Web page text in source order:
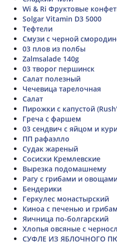
Wi & Ri Фруктовые
Solgar Vitamin D3 5000
Тефтели
Смузи с черной
03 плов из полбы
Zalmsalade 140g
03 творог першинск
Салат полезный
Чечевица тарелочная
Салат
Пирожки с капустой
Греча с фаршем
03 сендвич с яйцом и
ПП рафаэлло
Судак жареный
Сосиски Кремлевские
Вырезка подомашнему
Рагу с грибами и
Бендерики
Геркулес монастырский
Киноа с печенью и
Яичница по-болгарский
Хлопья овсяные с
СУФЛЕ ИЗ ЯБЛОЧНОГО